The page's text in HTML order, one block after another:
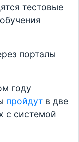
тестовые
порталы
году
пройдут в две
с системой